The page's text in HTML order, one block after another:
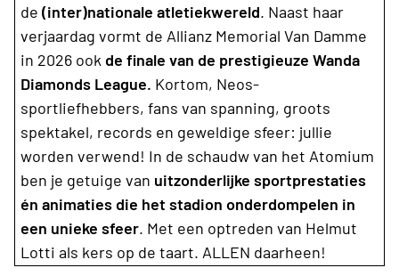
de (inter)nationale atletiekwereld. Naast haar
verjaardag vormt de Allianz Memorial Van Damme
in 2026 ook de finale van de prestigieuze Wanda
Diamonds League. Kortom, Neos-
sportliefhebbers, fans van spanning, groots
spektakel, records en geweldige sfeer: jullie
worden verwend! In de schaudw van het Atomium
ben je getuige van uitzonderlijke sportprestaties
én animaties die het stadion onderdompelen in
een unieke sfeer. Met een optreden van Helmut
Lotti als kers op de taart. ALLEN daarheen!